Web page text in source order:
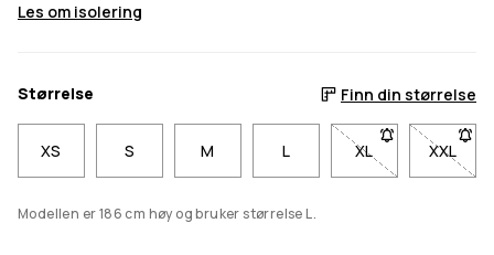
Les om isolering
Størrelse Finn din størrelse
XS S M L XL- Størrelse XL er
XXL
-
Modellen er 186 cm høy og bruker størrelse L.